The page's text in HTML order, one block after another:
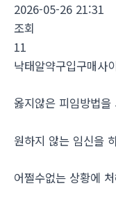
2026-05-26 21:31
조회
11
낙태알약구입구매사
옳지않은 피임방법
원하지 않는 임신을
어쩔수없는 상황에